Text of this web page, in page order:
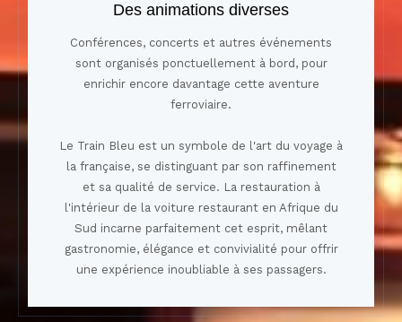
Des animations diverses
Conférences, concerts et autres événements
sont organisés ponctuellement à bord, pour
enrichir encore davantage cette aventure
ferroviaire.
Le Train Bleu est un symbole de l'art du voyage à
la française, se distinguant par son raffinement
et sa qualité de service. La restauration à
l'intérieur de la voiture restaurant en Afrique du
Sud incarne parfaitement cet esprit, mêlant
gastronomie, élégance et convivialité pour offrir
une expérience inoubliable à ses passagers.